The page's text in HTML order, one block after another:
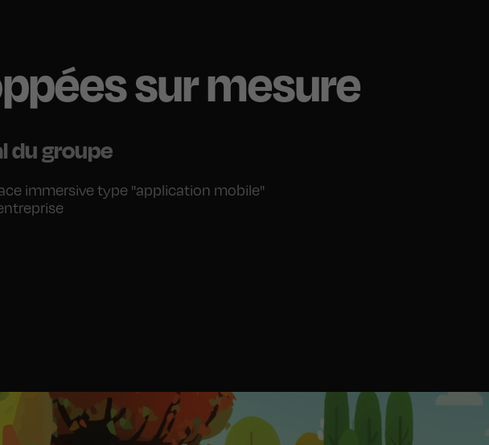
sur mesure
du groupe
immersive type "application mobile"